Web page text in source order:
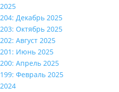
2025
204: Декабрь 2025
203: Октябрь 2025
202: Август 2025
201: Июнь 2025
200: Апрель 2025
199: Февраль 2025
2024